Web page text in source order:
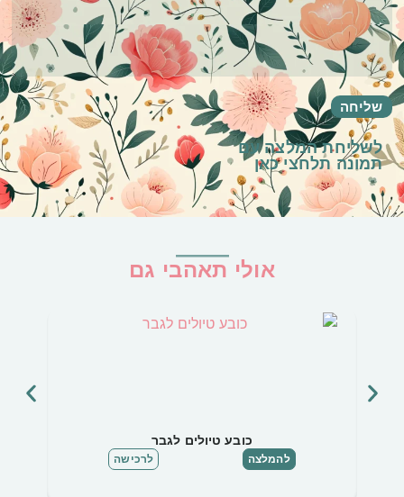
לשליחת המלצה עם
תמונהתלחצי כאן
אולי תאהבי גם
כובע טיולים לגבר
להמלצה לרכישה